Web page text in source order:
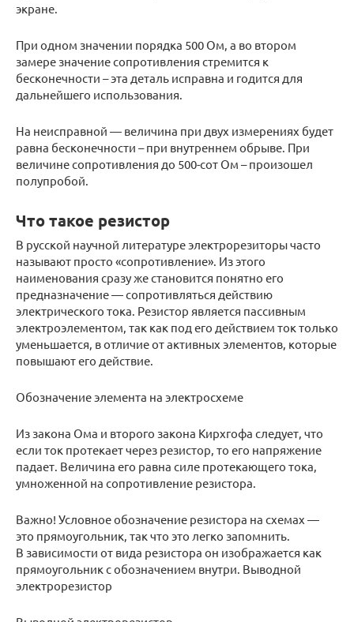
экране.
При одном значении порядка 500 Ом, а во втором
замере значение сопротивления стремится к
бесконечности – эта деталь исправна и годится для
дальнейшего использования.
На неисправной — величина при двух измерениях будет
равна бесконечности – при внутреннем обрыве. При
величине сопротивления до 500-сот Ом – произошел
полупробой.
Что такое резистор
В русской научной литературе электрорезиторы часто
называют просто «сопротивление». Из этого
наименования сразу же становится понятно его
предназначение — сопротивляться действию
электрического тока. Резистор является пассивным
электроэлементом, так как под его действием ток только
уменьшается, в отличие от активных элементов, которые
повышают его действие.
Обозначение элемента на электросхеме
Из закона Ома и второго закона Кирхгофа следует, что
если ток протекает через резистор, то его напряжение
падает. Величина его равна силе протекающего тока,
умноженной на сопротивление резистора.
Важно! Условное обозначение резистора на схемах —
это прямоугольник, так что это легко запомнить.
В зависимости от вида резистора он изображается как
прямоугольник с обозначением внутри. Выводной
электрорезистор